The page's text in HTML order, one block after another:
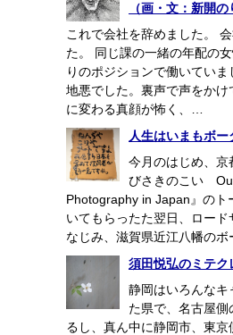
（画・文：新開の
これで会社を辞めました。
た。 同じ課の一緒の年配の
りのポジションで働いてい
地悪でした。裏声で声をかけ
に変わる真顔が怖く、…
人生はいまもボー
今月のはじめ、京
びさきのこい
Photography in Japan』のト
いてもらったた翌日、ロード
なじみ、滋賀県近江八幡のボ
須田悦弘のミテク
静岡はいろんなキ
た県で、名古屋側
るし、真ん中に静岡市、東